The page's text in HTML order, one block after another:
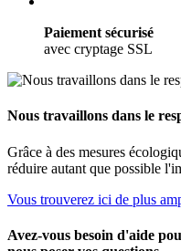
Paiement sécurisé
avec cryptage SSL
Nous travaillons dans le
Grâce à des mesures
réduire autant que possible
Vous trouverez ici de plus
Avez-vous besoin d'aide